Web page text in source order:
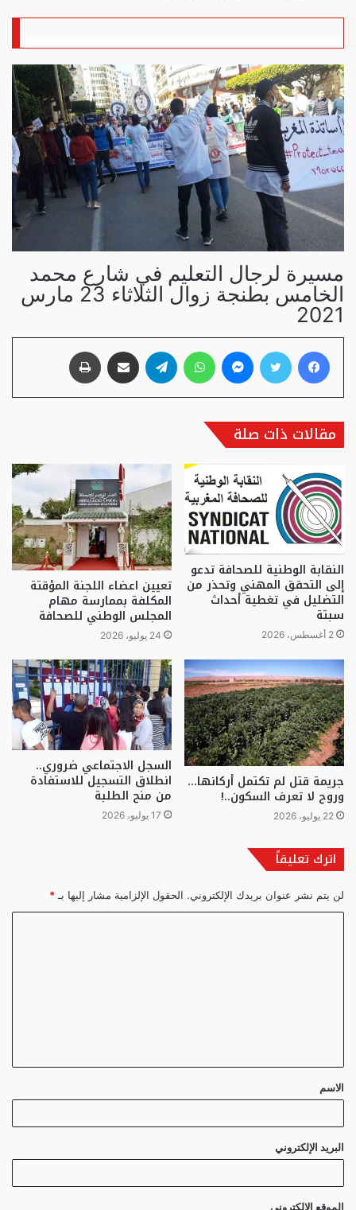
مسيرة لرجال التعليم في شارع محمد
الخامس بطنجة زوال الثلاثاء 23 مارس
2021
فيسبوك تويتر ماسنجر واتساب تيلقرام مشاركة عبر البريد
مقالات ذات صلة
النقابة الوطنية للصحافة تدعو
إلى التحقق المهني وتحذر من
التضليل في تغطية أحداث
سبتة
2 أغسطس، 2026
تعيين اعضاء اللجنة المؤقتة
المكلفة بممارسة مهام
المجلس الوطني للصحافة
24 يوليو، 2026
جريمة قتل لم تكتمل أركانها…
وروح لا تعرف السكون..!
22 يوليو، 2026
السجل الاجتماعي ضروري..
انطلاق التسجيل للاستفادة
من منح الطلبة
17 يوليو، 2026
اترك تعليقاً
لن يتم نشر عنوان بريدك الإلكتروني. الحقول الإلزامية مشار إليها بـ *
ق
*
الاسم
البريد الإلكتروني
الموقع الإلكتروني